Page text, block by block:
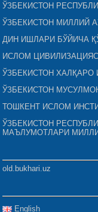
ЎЗБЕКИСТОН
ЎЗБЕКИСТОН МИЛЛИЙ
ДИН ИШЛАРИ БЎЙИЧА
ИСЛОМ
ЎЗБЕКИСТОН
ЎЗБЕКИСТОН
ТОШКЕНТ ИСЛОМ
ЎЗБЕКИСТОН
МАЪЛУМОТЛАРИ
old.bukhari.uz
English